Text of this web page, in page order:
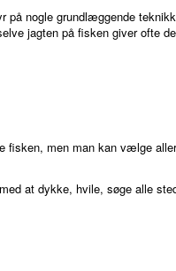
nogle grundlæggende
jagten på fisken giver ofte
fisken, men man kan vælge
at dykke, hvile, søge alle